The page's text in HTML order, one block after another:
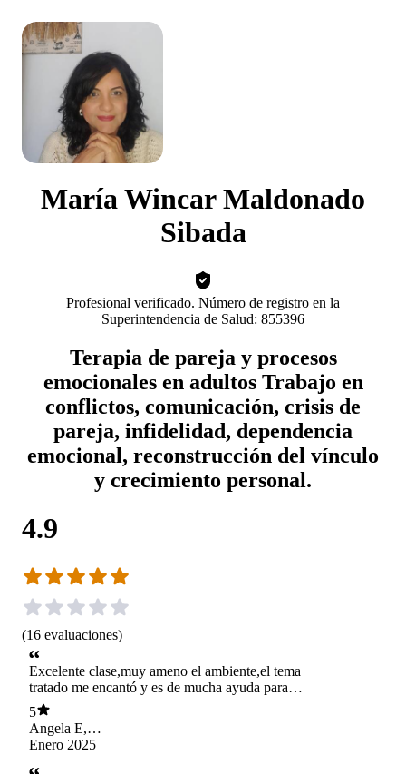
María Wincar Maldonado
Sibada
Profesional verificado. Número de registro en la
Superintendencia de Salud: 855396
Terapia de pareja y procesos
emocionales en adultos Trabajo en
conflictos, comunicación, crisis de
pareja, infidelidad, dependencia
emocional, reconstrucción del vínculo
y crecimiento personal.
4.9
(16 evaluaciones)
Excelente clase,muy ameno el ambiente,el tema
tratado me encantó y es de mucha ayuda para
canalizar mis metas ,un abrazo y continúa así
5
Angela E,
Avendaño M
Enero 2025